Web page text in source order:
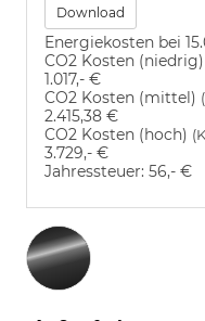
Download
Energiekosten bei
CO2 Kosten (niedrig)
1.017,- €
CO2 Kosten (mittel)
2.415,38 €
CO2 Kosten (hoch)
3.729,- €
Jahressteuer: 56,- €